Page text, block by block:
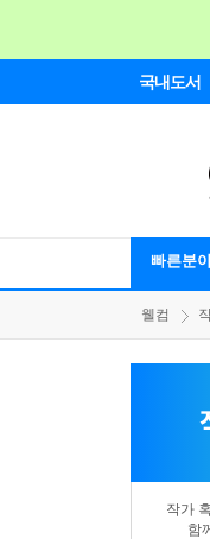
국내도서
빠른분
웰컴
작가
함